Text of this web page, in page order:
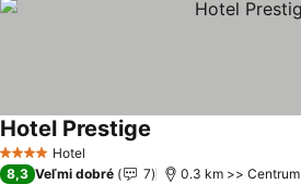
4 Počet hviezdičiek
Hotel
Hotel Prestige
8,3 Veľmi dobré 7 0.3 km >>